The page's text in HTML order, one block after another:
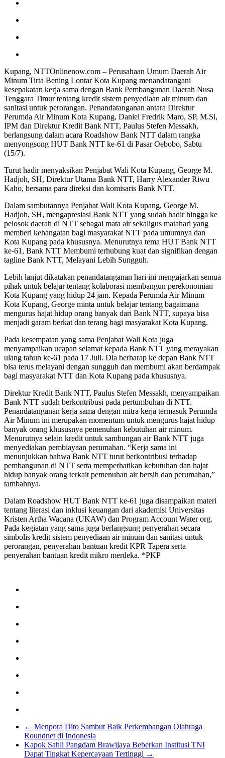
Kupang, NTTOnlinenow.com – Perusahaan Umum Daerah Air
Minum Tirta Bening Lontar Kota Kupang menandatangani
kesepakatan kerja sama dengan Bank Pembangunan Daerah Nusa
Tenggara Timur tentang kredit sistem penyediaan air minum dan
sanitasi untuk perorangan. Penandatanganan antara Direktur
Perumda Air Minum Kota Kupang, Daniel Fredrik Maro, SP, M.Si,
IPM dan Direktur Kredit Bank NTT, Paulus Stefen Messakh,
berlangsung dalam acara Roadshow Bank NTT dalam rangka
menyongsong HUT Bank NTT ke-61 di Pasar Oebobo, Sabtu
(15/7).
Turut hadir menyaksikan Penjabat Wali Kota Kupang, George M.
Hadjoh, SH, Direktur Utama Bank NTT, Harry Alexander Riwu
Kaho, bersama para direksi dan komisaris Bank NTT.
Dalam sambutannya Penjabat Wali Kota Kupang, George M.
Hadjoh, SH, mengapresiasi Bank NTT yang sudah hadir hingga ke
pelosok daerah di NTT sebagai mata air sekaligus matahari yang
memberi kehangatan bagi masyarakat NTT pada umumnya dan
Kota Kupang pada khususnya. Menurutnya tema HUT Bank NTT
ke-61, Bank NTT Membumi terhubung kuat dan signifikan dengan
tagline Bank NTT, Melayani Lebih Sungguh.
Lebih lanjut dikatakan penandatanganan hari ini mengajarkan semua
pihak untuk belajar tentang kolaborasi membangun perekonomian
Kota Kupang yang hidup 24 jam. Kepada Perumda Air Minum
Kota Kupang, George minta untuk belajar tentang bagaimana
mengurus hajat hidup orang banyak dari Bank NTT, supaya bisa
menjadi garam berkat dan terang bagi masyarakat Kota Kupang.
Pada kesempatan yang sama Penjabat Wali Kota juga
menyampaikan ucapan selamat kepada Bank NTT yang merayakan
ulang tahun ke-61 pada 17 Juli. Dia berharap ke depan Bank NTT
bisa terus melayani dengan sungguh dan membumi akan berdampak
bagi masyarakat NTT dan Kota Kupang pada khususnya.
Direktur Kredit Bank NTT, Paulus Stefen Messakh, menyampaikan
Bank NTT sudah berkontribusi pada pertumbuhan di NTT.
Penandatanganan kerja sama dengan mitra kerja termasuk Perumda
Air Minum ini merupakan momentum untuk mengurus hajat hidup
banyak orang khususnya pemenuhan kebutuhan air minum.
Menurutnya selain kredit untuk sambungan air Bank NTT juga
menyediakan pembiayaan perumahan. “Kerja sama ini
menunjukkan bahwa Bank NTT turut berkontribusi terhadap
pembangunan di NTT serta memperhatikan kebutuhan dan hajat
hidup banyak orang terkait pemenuhan air bersih dan perumahan,”
tambahnya.
Dalam Roadshow HUT Bank NTT ke-61 juga disampaikan materi
tentang literasi dan inklusi keuangan dari akademisi Universitas
Kristen Artha Wacana (UKAW) dan Program Account Water org.
Pada kegiatan yang sama juga berlangsung penyerahan secara
simbolis kredit sistem penyediaan air minum dan sanitasi untuk
perorangan, penyerahan bantuan kredit KPR Tapera serta
penyerahan bantuan kredit mikro merdeka. *PKP
← Menpora Dito Sambut Baik Perkembangan Olahraga
Roundnet di Indonesia
Kapok Sahli Pangdam Brawijaya Beberkan Institusi TNI
Dapat Tingkat Kepercayaan Tertinggi →